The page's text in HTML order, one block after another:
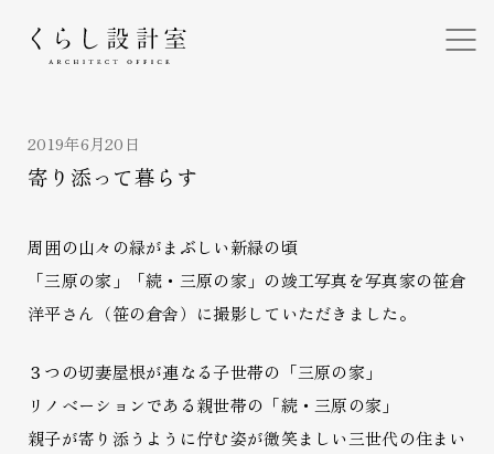
2019年6月20日
寄り添って暮らす
周囲の山々の緑がまぶしい新緑の頃
「三原の家」「続・三原の家」の竣工写真を写真家の笹倉
洋平さん（笹の倉舎）に撮影していただきました。
３つの切妻屋根が連なる子世帯の「三原の家」
リノベーションである親世帯の「続・三原の家」
親子が寄り添うように佇む姿が微笑ましい三世代の住まい